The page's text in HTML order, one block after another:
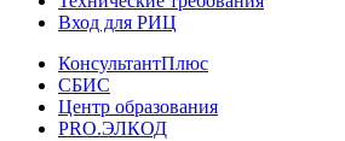
Вход для РИЦ
КонсультантПлюс
СБИС
Центр образования
PRO.ЭЛКОД